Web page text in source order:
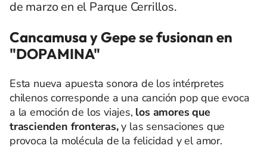
de marzo en el Parque Cerrillos.
Cancamusa y Gepe se fusionan en
"DOPAMINA"
Esta nueva apuesta sonora de los intérpretes
chilenos corresponde a una canción pop que evoca
a la emoción de los viajes, los amores que
trascienden fronteras,y las sensaciones que
provoca la molécula de la felicidad y el amor.